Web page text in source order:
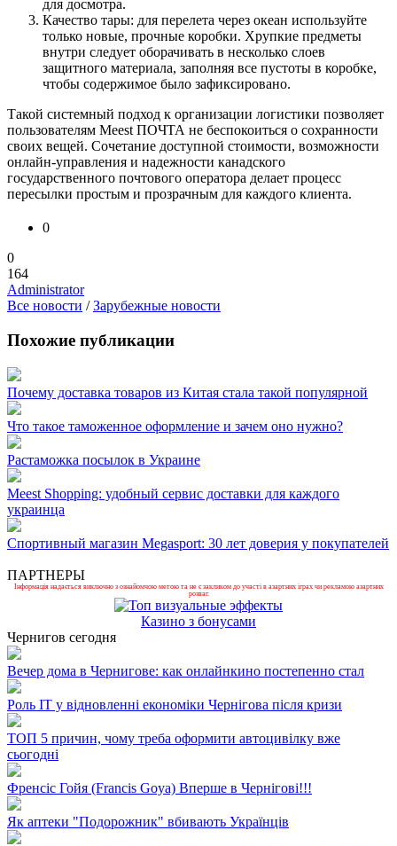
для досмотра.
Качество тары: для перелета через океан используйте
только новые, прочные коробки. Хрупкие предметы
внутри следует оборачивать в несколько слоев
защитного материала, заполняя все пустоты в коробке,
чтобы содержимое было зафиксировано.
Такой системный подход к организации логистики позволяет
пользователям Meest ПОЧТА не беспокоиться о сохранности
своих вещей. Сочетание доступной стоимости, возможности
онлайн-управления и надежности канадского
государственного почтового оператора делает процесс
пересылки простым и прозрачным для каждого клиента.
0
0
164
Administrator
Все новости /Зарубежные новости
Похожие публикации
Почему доставка товаров из Китая стала такой популярной
Что такое таможенное оформление и зачем оно нужно?
Растаможка посылок в Украине
Meest Shopping: удобный сервис доставки для каждого
украинца
Спортивный магазин Megasport: 30 лет доверия у покупателей
ПАРТНЕРЫ
Інформація надається виключно з ознайомчою метою та не є закликом до участі в азартних іграх чи рекламою азартних
розваг.
Казино з бонусами
Чернигов сегодня
Вечер дома в Чернигове: как онлайнкино постепенно стал
Роль ІТ у відновленні економіки Чернігова після кризи
ТОП 5 причин, чому треба оформити автоцивілку вже
сьогодні
Френсіс Гойя (Francis Goya) Вперше в Чернігові!!!
Як аптеки "Подорожник" вбивають Українців